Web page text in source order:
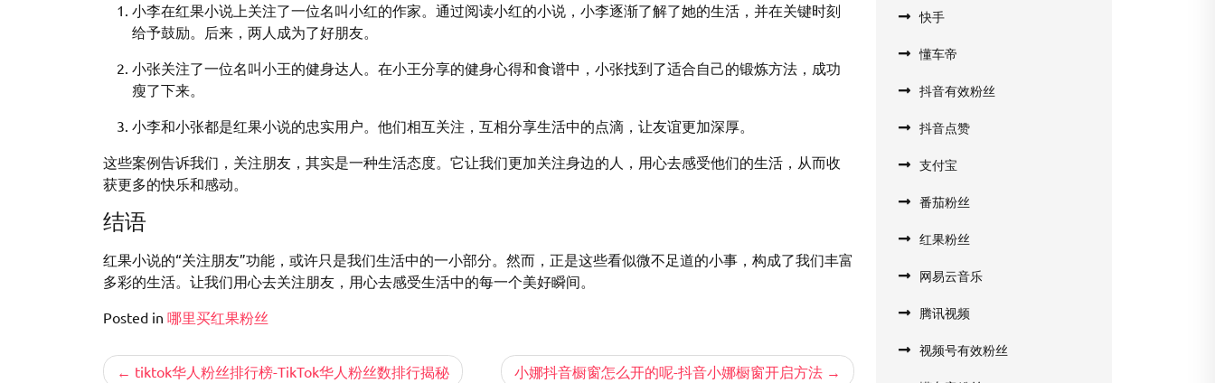
小李在红果小说上关注了一位名叫小红的作家。通过阅读小红的小说，小李逐渐了解了她的生活，并在关键时刻
给予鼓励。后来，两人成为了好朋友。
小张关注了一位名叫小王的健身达人。在小王分享的健身心得和食谱中，小张找到了适合自己的锻炼方法，成功
瘦了下来。
小李和小张都是红果小说的忠实用户。他们相互关注，互相分享生活中的点滴，让友谊更加深厚。
这些案例告诉我们，关注朋友，其实是一种生活态度。它让我们更加关注身边的人，用心去感受他们的生活，从而收
获更多的快乐和感动。
结语
红果小说的“关注朋友”功能，或许只是我们生活中的一小部分。然而，正是这些看似微不足道的小事，构成了我们丰富
多彩的生活。让我们用心去关注朋友，用心去感受生活中的每一个美好瞬间。
Posted in 哪里买红果粉丝
文 tiktok华人粉丝排行榜-TikTok华人粉丝数排行揭秘 小娜抖音橱窗怎么开的呢-抖音小娜橱窗开启方法
快手
懂车帝
抖音有效粉丝
抖音点赞
支付宝
番茄粉丝
红果粉丝
网易云音乐
腾讯视频
视频号有效粉丝